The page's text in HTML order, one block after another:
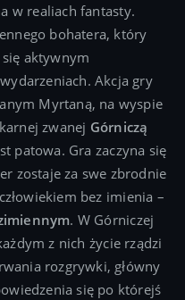
w realiach fantasty.
bohatera, który
aktywnym
Akcja gry
Myrtaną, na wyspie
zwanej Górniczą
patowa. Gra zaczyna się
zostaje za swe zbrodnie
bez imienia –
. W Górniczej
z nich życie rządzi
rozgrywki, główny
się po którejś